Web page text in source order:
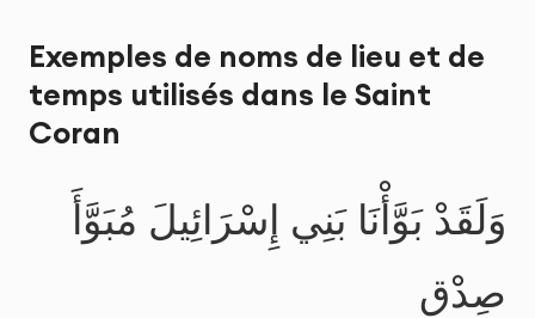
Exemples de noms de lieu et de
temps utilisés dans le Saint
Coran
وَلَقَدْ بَوَّأْنَا بَنِي إِسْرَائِيلَ مُبَوَّأَ
صِدْقٍ